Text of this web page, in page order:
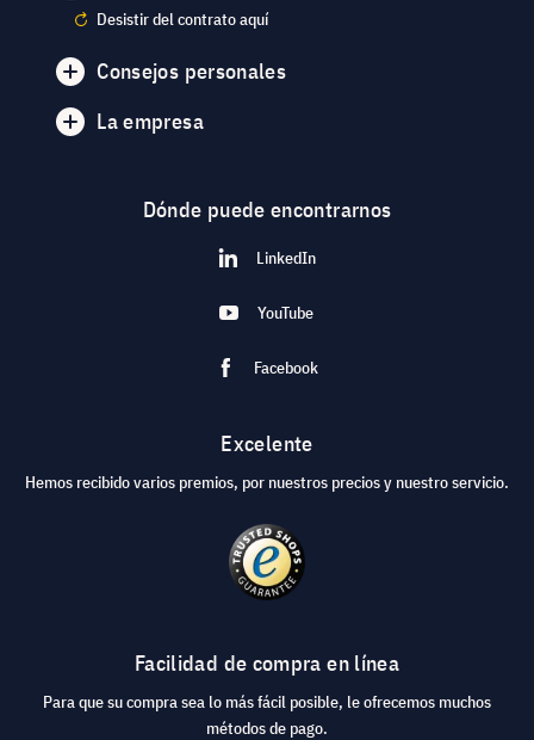
Desistir del contrato aquí
Consejos personales
La empresa
Dónde puede encontrarnos
LinkedIn
YouTube
Facebook
Excelente
Hemos recibido varios premios, por nuestros precios y nuestro servicio.
Facilidad de compra en línea
Para que su compra sea lo más fácil posible, le ofrecemos muchos
métodos de pago.